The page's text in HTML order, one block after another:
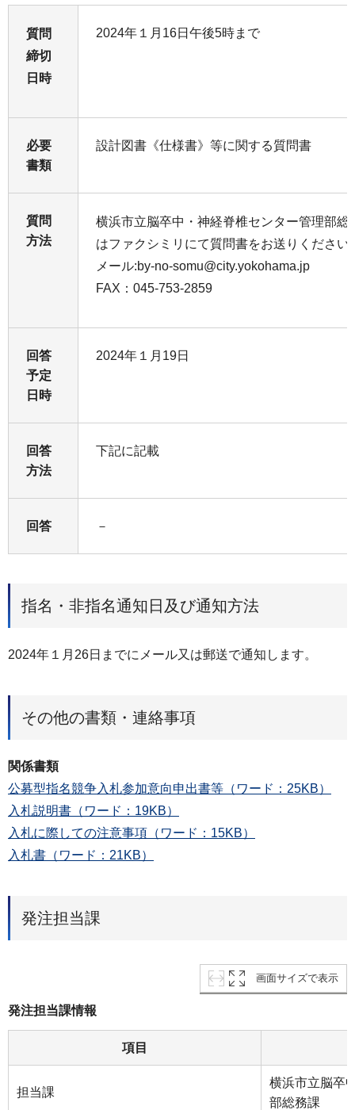
質問
締切
日時
2024年１月16日午後5時まで
必要
書類
設計図書《仕様書》等に関する質問書
質問
方法
横浜市立脳卒中・神経脊椎センター管理部総
はファクシミリにて質問書をお送りください
メール:by-no-somu@city.yokohama.jp
FAX：045-753-2859
回答
予定
日時
2024年１月19日
回答
方法
下記に記載
回答 －
指名・非指名通知日及び通知方法
2024年１月26日までにメール又は郵送で通知します。
その他の書類・連絡事項
関係書類
公募型指名競争入札参加意向申出書等（ワード：25KB）
入札説明書（ワード：19KB）
入札に際しての注意事項（ワード：15KB）
入札書（ワード：21KB）
発注担当課
画面サイズで表示
発注担当課情報
項目
担当課
横浜市立脳卒
部総務課